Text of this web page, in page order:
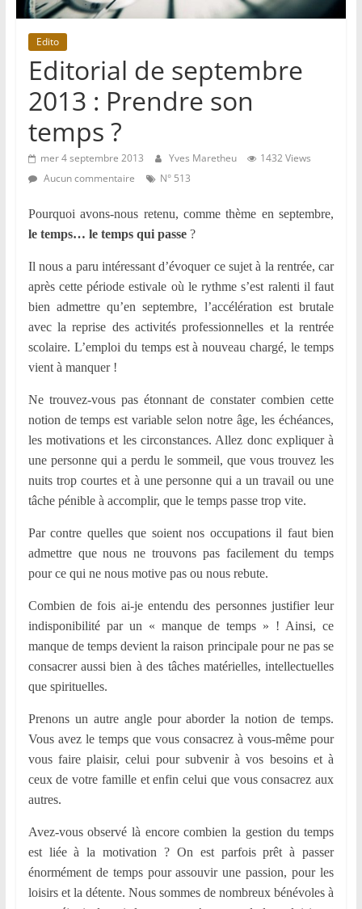
Edito
Editorial de septembre
2013 : Prendre son
temps ?
mer 4 septembre 2013 Yves Maretheu
1432 Views
Aucun commentaire
N° 513
Pourquoi avons-nous retenu, comme thème en septembre,
le temps… le temps qui passe?
Il nous a paru intéressant d’évoquer ce sujet à la rentrée, car
après cette période estivale où le rythme s’est ralenti il faut
bien admettre qu’en septembre, l’accélération est brutale
avec la reprise des activités professionnelles et la rentrée
scolaire. L’emploi du temps est à nouveau chargé, le temps
vient à manquer !
Ne trouvez-vous pas étonnant de constater combien cette
notion de temps est variable selon notre âge, les échéances,
les motivations et les circonstances. Allez donc expliquer à
une personne qui a perdu le sommeil, que vous trouvez les
nuits trop courtes et à une personne qui a un travail ou une
tâche pénible à accomplir, que le temps passe trop vite.
Par contre quelles que soient nos occupations il faut bien
admettre que nous ne trouvons pas facilement du temps
pour ce qui ne nous motive pas ou nous rebute.
Combien de fois ai-je entendu des personnes justifier leur
indisponibilité par un « manque de temps » ! Ainsi, ce
manque de temps devient la raison principale pour ne pas se
consacrer aussi bien à des tâches matérielles, intellectuelles
que spirituelles.
Prenons un autre angle pour aborder la notion de temps.
Vous avez le temps que vous consacrez à vous-même pour
vous faire plaisir, celui pour subvenir à vos besoins et à
ceux de votre famille et enfin celui que vous consacrez aux
autres.
Avez-vous observé là encore combien la gestion du temps
est liée à la motivation ? On est parfois prêt à passer
énormément de temps pour assouvir une passion, pour les
loisirs et la détente. Nous sommes de nombreux bénévoles à